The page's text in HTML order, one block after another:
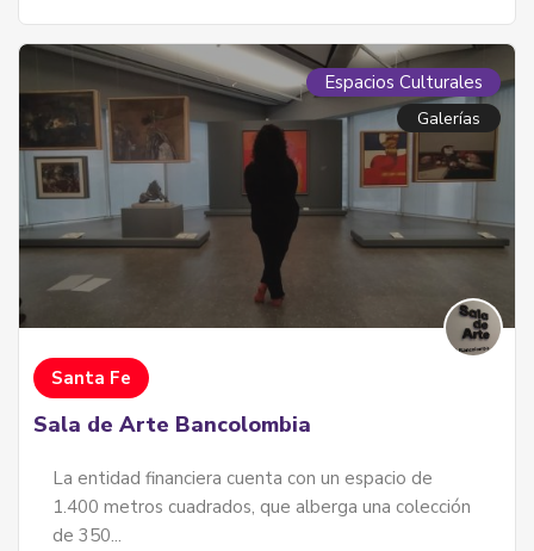
Espacios Culturales
Galerías
Santa Fe
Sala de Arte Bancolombia
La entidad financiera cuenta con un espacio de
1.400 metros cuadrados, que alberga una colección
de 350...